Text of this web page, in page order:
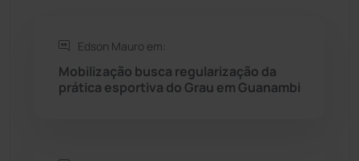
Rio do Pires
Edson Mauro em:
Mobilização busca regularização da
prática esportiva do Grau em Guanambi